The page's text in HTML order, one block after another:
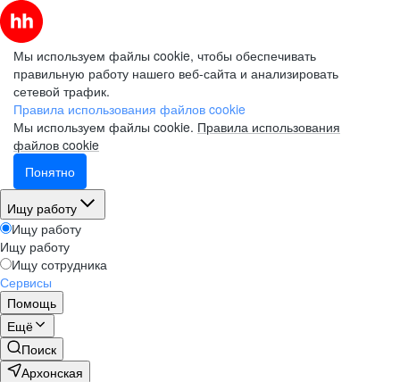
Мы используем файлы cookie, чтобы обеспечивать
правильную работу нашего веб-сайта и анализировать
сетевой трафик.
Правила использования файлов cookie
Мы используем файлы cookie. Правила использования
файлов cookie
Понятно
Ищу работу
Ищу работу
Ищу работу
Ищу сотрудника
Сервисы
Помощь
Ещё
Поиск
Архонская